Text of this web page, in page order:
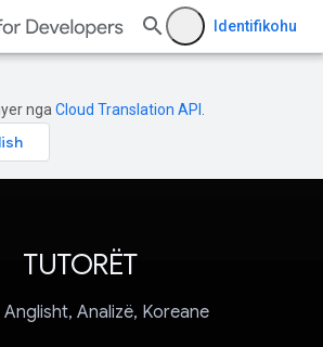
Identifikohu
nga Cloud Translation API
TUTORËT
Anglisht, Analizë, Koreane